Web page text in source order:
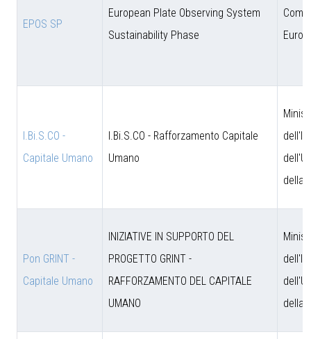
EPOS SP
European Plate Observing System
Sustainability Phase
I.Bi.S.CO -
Capitale Umano
I.Bi.S.CO - Rafforzamento Capitale
Umano
della
Pon GRINT -
Capitale Umano
INIZIATIVE IN SUPPORTO DEL
PROGETTO GRINT -
RAFFORZAMENTO DEL CAPITALE
UMANO
della